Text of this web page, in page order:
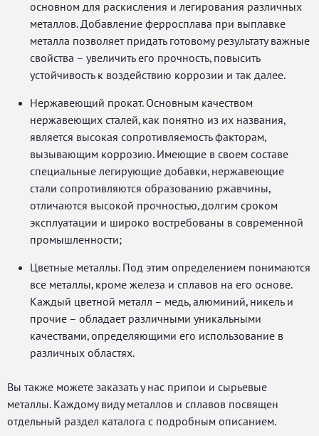
основном для раскисления и легирования различных
металлов. Добавление ферросплава при выплавке
металла позволяет придать готовому результату важные
свойства – увеличить его прочность, повысить
устойчивость к воздействию коррозии и так далее.
Нержавеющий прокат. Основным качеством
нержавеющих сталей, как понятно из их названия,
является высокая сопротивляемость факторам,
вызывающим коррозию. Имеющие в своем составе
специальные легирующие добавки, нержавеющие
стали сопротивляются образованию ржавчины,
отличаются высокой прочностью, долгим сроком
эксплуатации и широко востребованы в современной
промышленности;
Цветные металлы. Под этим определением понимаются
все металлы, кроме железа и сплавов на его основе.
Каждый цветной металл – медь, алюминий, никель и
прочие – обладает различными уникальными
качествами, определяющими его использование в
различных областях.
Вы также можете заказать у нас припои и сырьевые
металлы. Каждому виду металлов и сплавов посвящен
отдельный раздел каталога с подробным описанием.